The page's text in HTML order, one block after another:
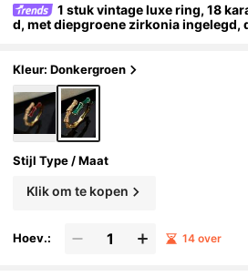
1 stuk vintage luxe ring, 18
d, met diepgroene zirkonia ingelegd,
often, vakanties, prachtig cadeau
Kleur: Donkergroen
Stijl Type / Maat
Klik om te kopen
Hoev.: 14 over